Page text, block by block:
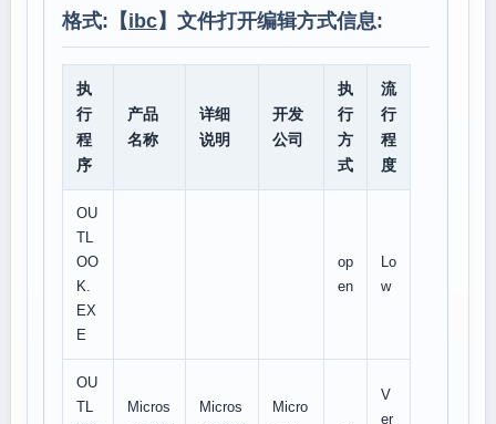
格式:【ibc】文件打开编辑方式信息:
执
行
程
序
产品
名称
详细
说明
开发
公司
执
行
方
式
流
行
程
度
OU
TL
OO
K.
EX
E
op
en
Lo
w
OU
TL
Micros
Micros
Micro
V
er